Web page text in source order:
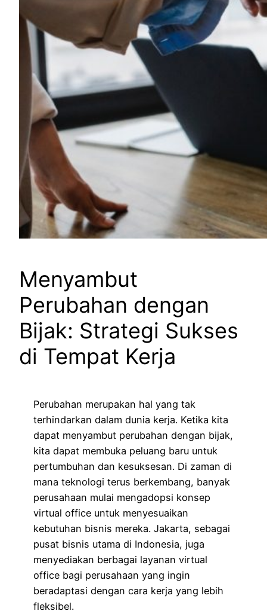
Menyambut
Perubahan dengan
Bijak: Strategi Sukses
di Tempat Kerja
Perubahan merupakan hal yang tak
terhindarkan dalam dunia kerja. Ketika kita
dapat menyambut perubahan dengan bijak,
kita dapat membuka peluang baru untuk
pertumbuhan dan kesuksesan. Di zaman di
mana teknologi terus berkembang, banyak
perusahaan mulai mengadopsi konsep
virtual office untuk menyesuaikan
kebutuhan bisnis mereka. Jakarta, sebagai
pusat bisnis utama di Indonesia, juga
menyediakan berbagai layanan virtual
office bagi perusahaan yang ingin
beradaptasi dengan cara kerja yang lebih
fleksibel.